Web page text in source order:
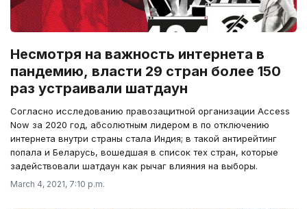
Несмотря на важность интернета в
пандемию, власти 29 стран более 150
раз устраивали шатдаун
Согласно исследованию правозащитной организации Access
Now за 2020 год, абсолютным лидером в по отключению
интернета внутри страны стала Индия; в такой антирейтинг
попала и Беларусь, вошедшая в список тех стран, которые
задействовали шатдаун как рычаг влияния на выборы.
March 4, 2021, 7:10 p.m.